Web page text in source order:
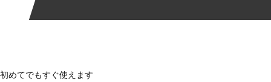
初めてでもすぐ使えます